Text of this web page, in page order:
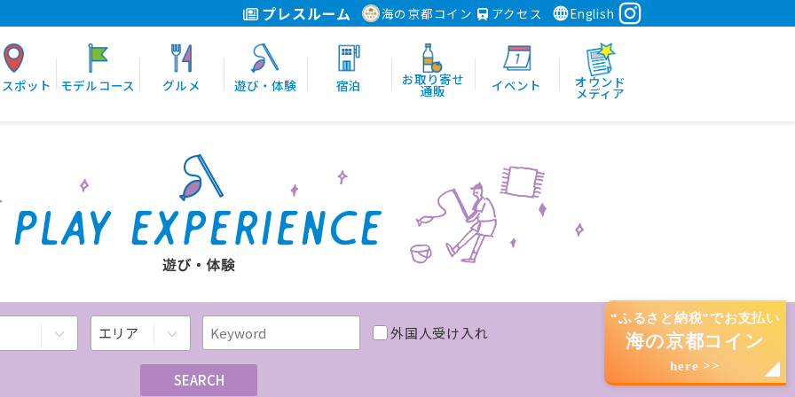
プレスルーム 海の京都コイン アクセス English
ポット モデルコース グルメ 遊び・体験 宿泊 お取り寄せ
通販 イベント オウンド
メディア
“ふるさと納税”でお支払い
海の京都コイン
here >>
外国人受け入れ